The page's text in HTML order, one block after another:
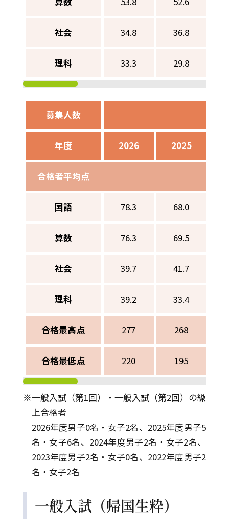
社会 34.8 36.8
理科 33.3 29.8
募集人数
年度 2026 2025
合格者平均点
国語 78.3 68.0
算数 76.3 69.5
社会 39.7 41.7
理科 39.2 33.4
合格最高点 277 268
合格最低点 220 195
※一般入試（第1回）・一般入試（第2回）の繰
上合格者
2026年度男子0名・女子2名、2025年度男子5
名・女子6名、2024年度男子2名・女子2名、
2023年度男子2名・女子0名、2022年度男子2
名・女子2名
一般入試（帰国生粋）